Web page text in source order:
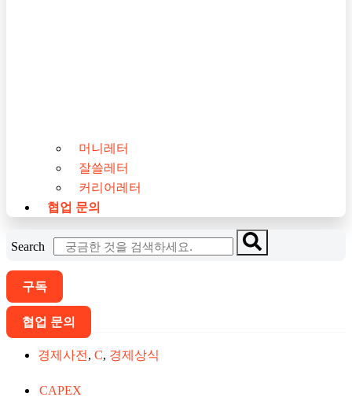
머니레터
잘쓸레터
커리어레터
협업 문의
Search
구독
협업 문의
경제사전 , C, 경제상식
CAPEX